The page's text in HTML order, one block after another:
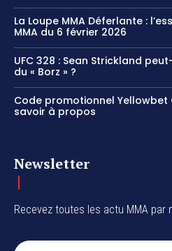
La Loupe MMA Déferlante :
MMA du 6 février 2026
UFC 328 : Sean Strickland
du « Borz » ?
Code promotionnel Yellowbet
savoir à propos
Newsletter
Recevez toutes les actu MMA par